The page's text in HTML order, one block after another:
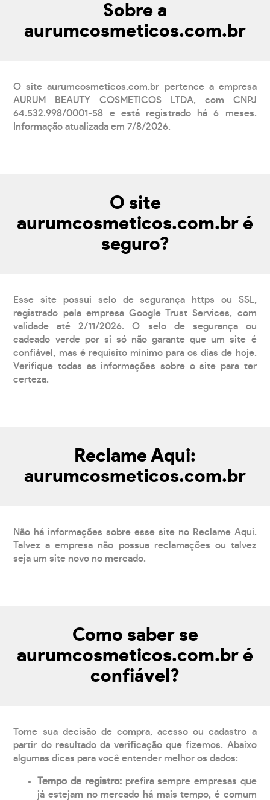
Sobre a
aurumcosmeticos.com.br
O site aurumcosmeticos.com.br pertence a empresa
AURUM BEAUTY COSMETICOS LTDA, com CNPJ
64.532.998/0001-58 e está registrado há 6 meses.
Informação atualizada em 7/8/2026.
O site
aurumcosmeticos.com.br é
seguro?
Esse site possui selo de segurança https ou SSL,
registrado pela empresa Google Trust Services, com
validade até 2/11/2026. O selo de segurança ou
cadeado verde por si só não garante que um site é
confiável, mas é requisito mínimo para os dias de hoje.
Verifique todas as informações sobre o site para ter
certeza.
Reclame Aqui:
aurumcosmeticos.com.br
Não há informações sobre esse site no Reclame Aqui.
Talvez a empresa não possua reclamações ou talvez
seja um site novo no mercado.
Como saber se
aurumcosmeticos.com.br é
confiável?
Tome sua decisão de compra, acesso ou cadastro a
partir do resultado da verificação que fizemos. Abaixo
algumas dicas para você entender melhor os dados:
Tempo de registro: prefira sempre empresas que
já estejam no mercado há mais tempo, é comum